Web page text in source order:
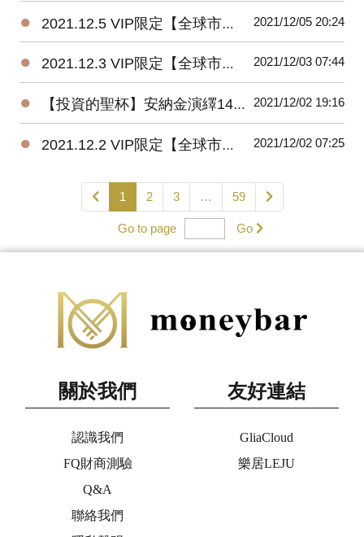
● 2021.12.5 VIP限定【全球市場焦點評論+投資組合策略】 2021/12/05 20:24
● 2021.12.3 VIP限定【全球市場焦點評論+投資組合策略】 2021/12/03 07:44
● 【投資的聖杯】安納金演繹14.118【今年底前預計的投資策略】 2021/12/02 19:16
● 2021.12.2 VIP限定【全球市場焦點評論+投資組合策略】 2021/12/02 07:25
1 2 3 … 59
Go to page Go
關於我們
認識我們
FQ財商測驗
Q&A
聯絡我們
友好連結
GliaCloud
樂居LEJU